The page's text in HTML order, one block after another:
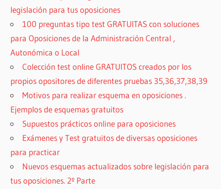
legislación para tus oposiciones
100 preguntas tipo test GRATUITAS con soluciones
para Oposiciones de la Administración Central ,
Autonómica o Local
Colección test online GRATUITOS creados por los
propios opositores de diferentes pruebas 35,36,37,38,39
Motivos para realizar esquema en oposiciones .
Ejemplos de esquemas gratuitos
Supuestos prácticos online para oposiciones
Exámenes y Test gratuitos de diversas oposiciones
para practicar
Nuevos esquemas actualizados sobre legislación para
tus oposiciones. 2º Parte